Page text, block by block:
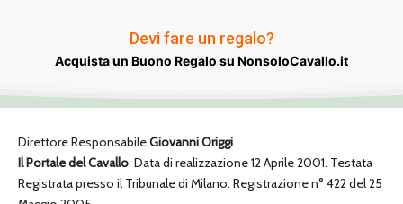
Devi fare un regalo?
Acquista un Buono Regalo su NonsoloCavallo.it
Direttore ResponsabileGiovanni Origgi
Il Portale del Cavallo: Data di realizzazione 12 Aprile 2001. Testata
Registrata presso il Tribunale di Milano: Registrazione n° 422 del 25